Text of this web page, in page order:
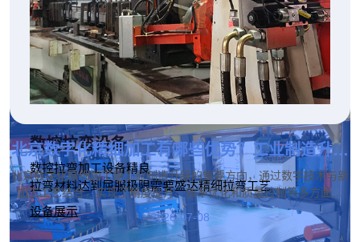
备、成熟加工工艺和丰富行业经验的专业厂家。北京盛达伟业拉弯厂
家支持不锈钢、铝管、方管拉弯定制，并可根据客户图纸、样品及实
际使用需求提供个性化加工服务。
2026-07-14
北京数字化精细加工有哪些优势？工业制造升级
新模式！
北京数字化精细加工是工业制造升级的重要方向，通过数字技术与新
加工工艺结合，实现了精度提升、效率优化和质量控制等多方面优
势。在这一发展过程中，北京盛达拉弯厂积极结合行业需求，通过工
艺优化、技术提升和生产管理升级，不断提高加工服务能力
2026-07-08
数控拉弯设备
数控拉弯加工设备精良
拉弯材料达到屈服极限需要盛达精细拉弯工艺
设备展示